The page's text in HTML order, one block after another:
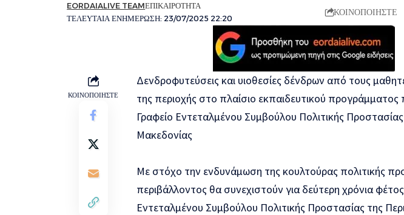
ΤΕΛΕΥΤΑΙΑ ΕΝΗΜΕΡΩΣΗ: 23/07/2025 22:20
EORDAIALIVE TEAMΕΠΙΚΑΙΡΟΤΗΤΑ
ΚΟΙΝΟΠΟΙΗΣΤΕ
ΚΟΙΝΟΠΟΙΗΣΤΕ
Δενδροφυτεύσεις και υιοθεσίες δένδρων από τους
της περιοχής στο πλαίσιο εκπαιδευτικού προγράμματος
Γραφείο Εντεταλμένου Συμβούλου Πολιτικής Προστασίας
Μακεδονίας
Με στόχο την ενδυνάμωση της κουλτούρας πολιτικής
περιβάλλοντος θα συνεχιστούν για δεύτερη χρόνια
Εντεταλμένου Συμβούλου Πολιτικής Προστασίας της